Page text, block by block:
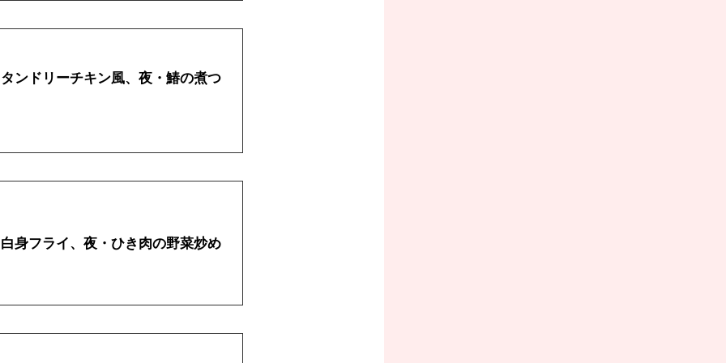
ンドリーチキン風、夜・鰆の煮つ
身フライ、夜・ひき肉の野菜炒め